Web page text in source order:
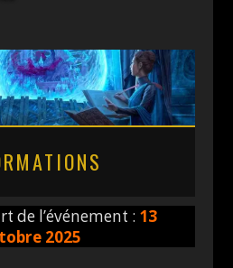
de l’événement : 13
2025